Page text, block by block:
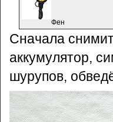
Фен
Сначала
аккумулятор,
шурупов,